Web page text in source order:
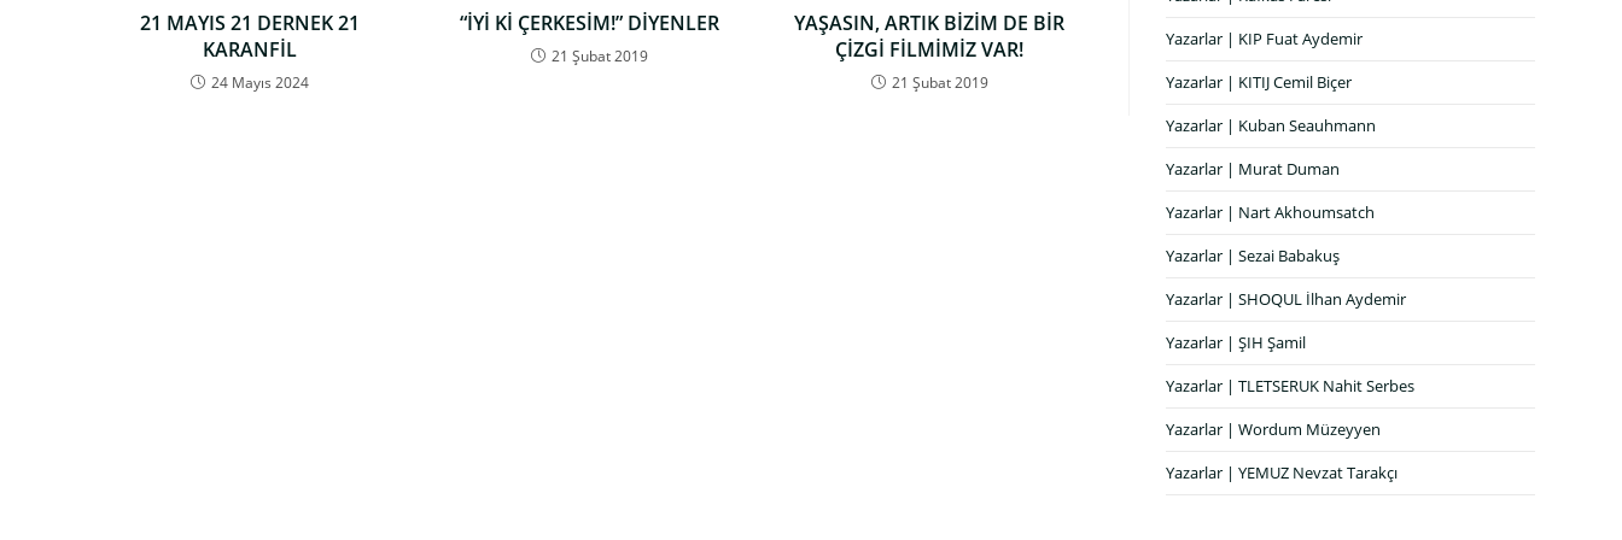
21 MAYIS 21 DERNEK 21
KARANFİL
24 Mayıs 2024
“İYİ Kİ ÇERKESİM!” DİYENLER
21 Şubat 2019
YAŞASIN, ARTIK BİZİM DE BİR
ÇİZGİ FİLMİMİZ VAR!
21 Şubat 2019
Yazarlar | KIP Fuat Aydemir
Yazarlar | KITIJ Cemil Biçer
Yazarlar | Kuban Seauhmann
Yazarlar | Murat Duman
Yazarlar | Nart Akhoumsatch
Yazarlar | Sezai Babakuş
Yazarlar | SHOQUL İlhan Aydemir
Yazarlar | ŞIH Şamil
Yazarlar | TLETSERUK Nahit Serbes
Yazarlar | Wordum Müzeyyen
Yazarlar | YEMUZ Nevzat Tarakçı